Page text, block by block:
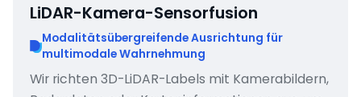
LiDAR-Kamera-Sensorfusion
Modalitätsübergreifende Ausrichtung für
multimodale Wahrnehmung
Wir richten 3D-LiDAR-Labels mit Kamerabildern,